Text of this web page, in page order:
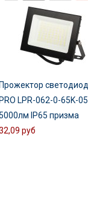
Прожектор
PRO LPR-062-0-65K-
IP65 призма
руб